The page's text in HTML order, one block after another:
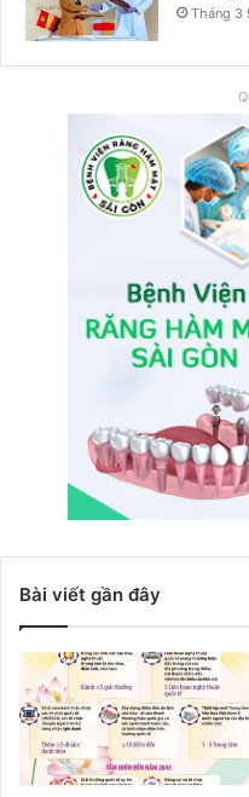
Tháng 3
Bài viết gần đây